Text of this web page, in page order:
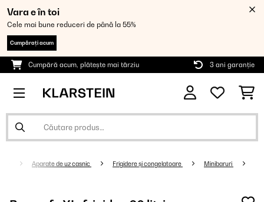
Vara e în toi
Cele mai bune reduceri de până la 55%
Cumpărați acum
Cumpără acum, plătește mai târziu 3 ani garanție
Aparate de uz casnic Frigidere și congelatoare Minibaruri